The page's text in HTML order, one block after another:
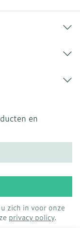
en
zich in voor onze
privacy policy.